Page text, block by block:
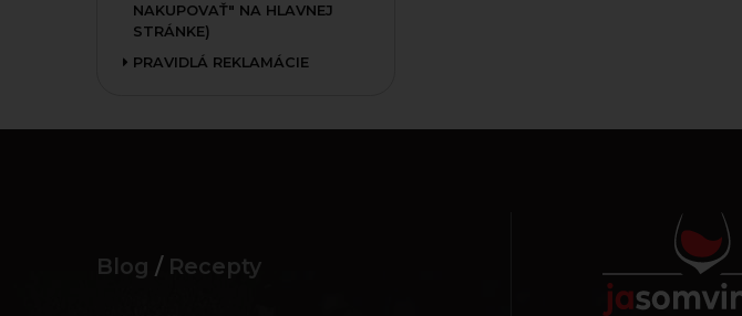
NAKUPOVAŤ" NA HLAVNEJ
STRÁNKE)
PRAVIDLÁ REKLAMÁCIE
Blog / Recepty